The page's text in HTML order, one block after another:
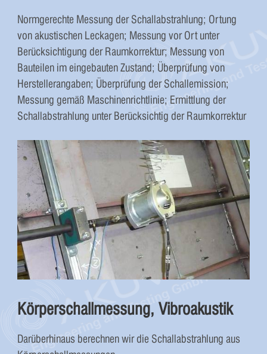
Normgerechte Messung der Schallabstrahlung; Ortung
von akustischen Leckagen; Messung vor Ort unter
Berücksichtigung der Raumkorrektur; Messung von
Bauteilen im eingebauten Zustand; Überprüfung von
Herstellerangaben; Überprüfung der Schallemission;
Messung gemäß Maschinenrichtlinie; Ermittlung der
Schallabstrahlung unter Berücksichtig der Raumkorrektur
Körperschallmessung, Vibroakustik
Darüberhinaus berechnen wir die Schallabstrahlung aus